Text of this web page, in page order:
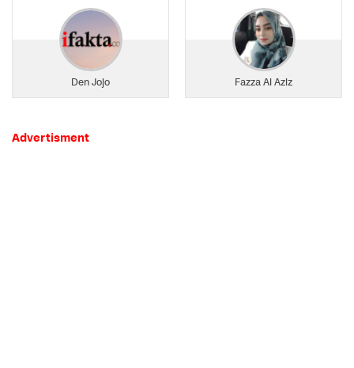
Den Jojo Fazza Al Aziz
Advertisment